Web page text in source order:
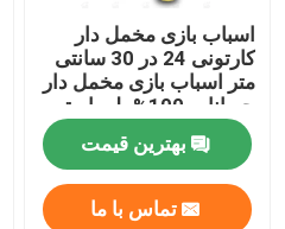
اسباب بازی مخمل دار
کارتونی 24 در 30 سانتی
متر اسباب بازی مخمل دار
حیوانات 100% پلی استر
شیر شکم پر
بهترین قیمت
تماس با ما